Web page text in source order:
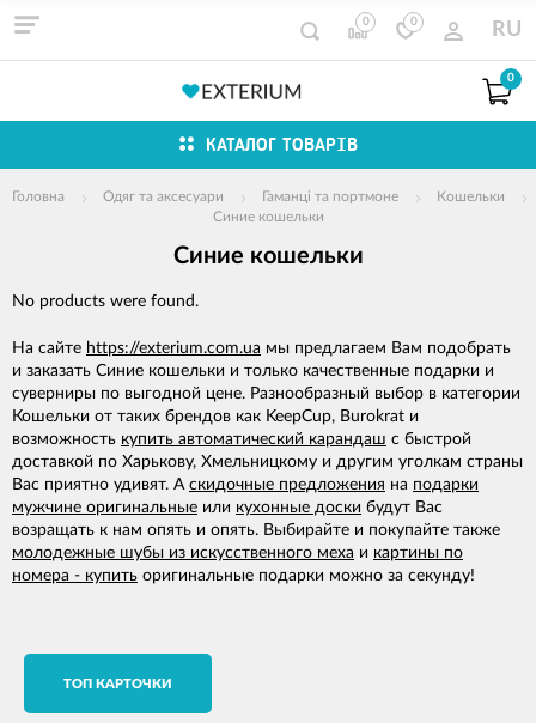
0 0 RU
0
КАТАЛОГ ТОВАРІВ
Головна Одяг та аксесуари Гаманці та портмоне
Кошельки
Синие кошельки
Синие кошельки
No products were found.
На сайте https://exterium.com.ua мы предлагаем Вам подобрать
и заказать Синие кошельки и только качественные подарки и
суверниры по выгодной цене. Разнообразный выбор в категории
Кошельки от таких брендов как KeepCup, Burokrat и
возможность купить автоматический карандаш с быстрой
доставкой по Харькову, Хмельницкому и другим уголкам страны
Вас приятно удивят. А скидочные предложения на подарки
мужчине оригинальные или кухонные доски будут Вас
возращать к нам опять и опять. Выбирайте и покупайте также
молодежные шубы из искусственного меха и картины по
номера - купить оригинальные подарки можно за секунду!
TОП КАРТОЧКИ